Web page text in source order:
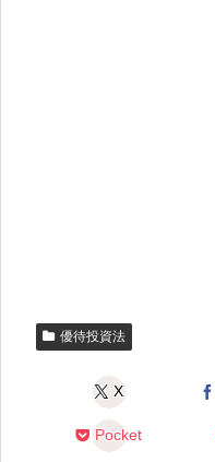
優待投資法
X
Pocket